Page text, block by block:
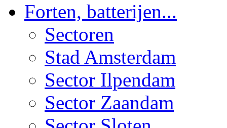
Forten, batterijen...
Sectoren
Stad Amsterdam
Sector Ilpendam
Sector Zaandam